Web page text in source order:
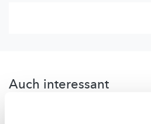
Auch interessant